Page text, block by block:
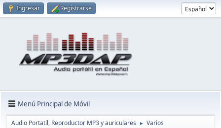
Ingresar Registrarse
Menú Principal de Móvil
Audio Portatil, Reproductor MP3 y auriculares ► Varios